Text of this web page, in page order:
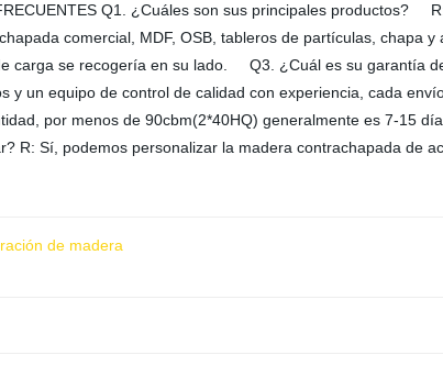
Q1. ¿Cuáles son sus principales productos?
comercial, MDF, OSB, tableros de partículas,
carga se recogería en su lado. Q3. ¿Cuál es su garantía
un equipo de control de calidad con experiencia, cada
por menos de 90cbm(2*40HQ) generalmente es 7-15
R: Sí, podemos personalizar la madera contrachapada de
de madera